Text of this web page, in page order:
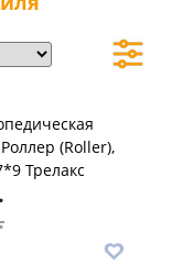
(Roller),
Трелакс